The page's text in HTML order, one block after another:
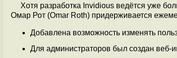
Хотя разработка Invidious ведётся уже
Омар Рот (Omar Roth) придерживается
Добавлена возможность изменять
Для администраторов был создан веб-